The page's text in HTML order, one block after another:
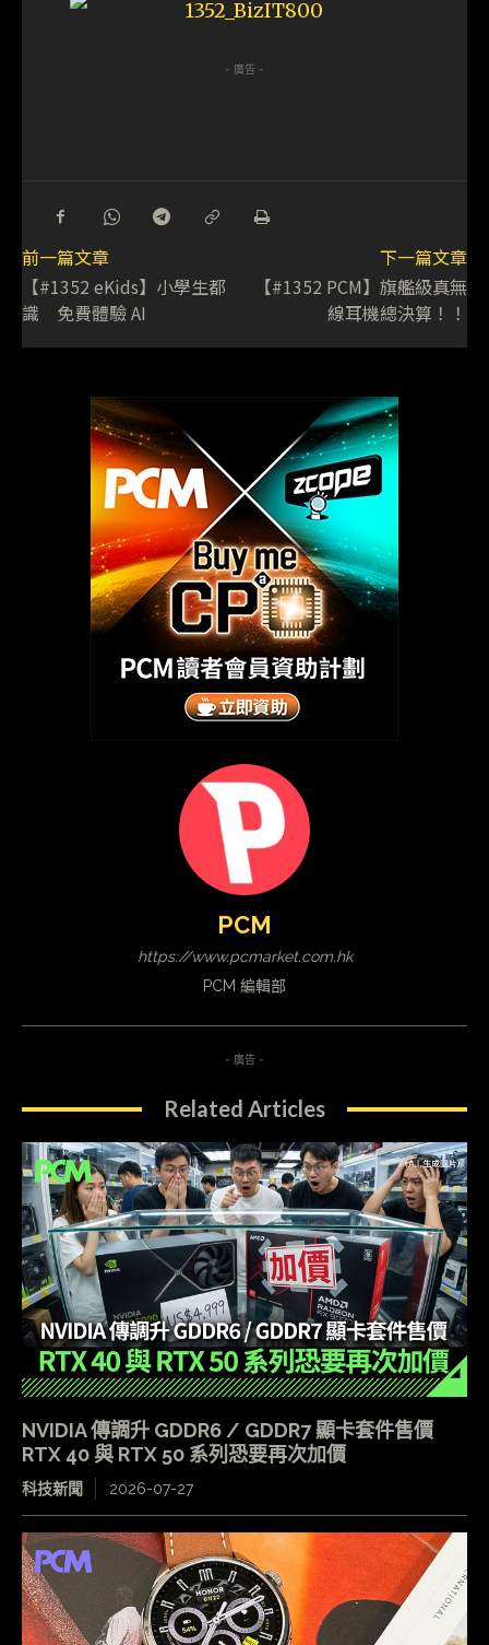
- 廣告 -
前一篇文章
【#1352 eKids】小學生都
識 免費體驗 AI
下一篇文章
【#1352 PCM】旗艦級真無
線耳機總決算！！
PCM
https://www.pcmarket.com.hk
PCM 編輯部
- 廣告 -
Related Articles
NVIDIA 傳調升 GDDR6 / GDDR7 顯卡套件售價
RTX 40 與 RTX 50 系列恐要再次加價
科技新聞 2026-07-27